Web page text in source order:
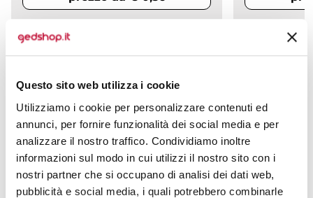
Questo sito web utilizza i cookie
Utilizziamo i cookie per personalizzare contenuti ed
annunci, per fornire funzionalità dei social media e per
analizzare il nostro traffico. Condividiamo inoltre
informazioni sul modo in cui utilizzi il nostro sito con i
nostri partner che si occupano di analisi dei dati web,
pubblicità e social media, i quali potrebbero combinarle
CALCOLA PREVENTIVO
Anteprima di stampa
Prima di stampare potrai
visualizzare gratuitamente
l’anteprima di stampa.
Preventivi online
Grazie al nostro sistema, puoi
avere il preventivo dei tuoi
prodotti in tempo reale.